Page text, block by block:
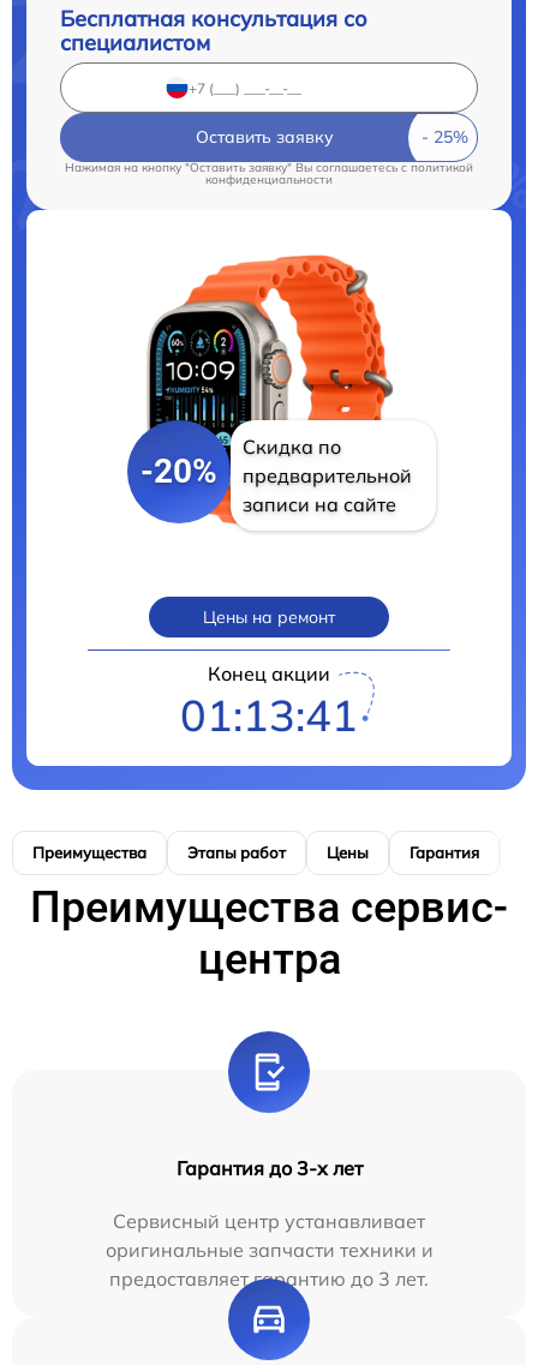
Бесплатная консультация со
специалистом
Оставить заявку
Нажимая на кнопку "Оставить заявку" Вы соглашаетесь cполитикой
конфиденциальности
-20%
Скидка по
предварительной
записи на сайте
Цены на ремонт
Конец акции
01:13:40
Преимущества Этапы работ Цены Гарантия
Преимущества сервис-
центра
Гарантия до 3-х лет
Сервисный центр устанавливает
оригинальные запчасти техники и
предоставляет гарантию до 3 лет.